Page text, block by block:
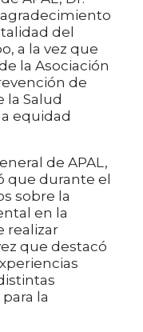
del
a la vez que
la Asociación
de
la Salud
equidad
de APAL,
que durante el
sobre la
en la
realizar
que destacó
la